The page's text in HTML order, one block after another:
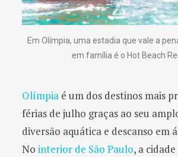
Em Olímpia, uma estadia que vale a
em família é o Hot Beach
Olímpia é um dos destinos mais
férias de julho graças ao seu
diversão aquática e descanso em
No interior de São Paulo, a